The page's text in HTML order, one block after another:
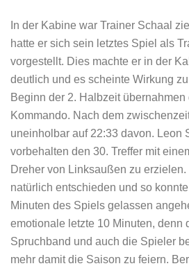
In der Kabine war Trainer Schaal
hatte er sich sein letztes Spiel als
vorgestellt. Dies machte er in der
deutlich und es scheinte Wirkung
Beginn der 2. Halbzeit
Kommando. Nach dem
uneinholbar auf 22:33 davon. Leon
vorbehalten den 30. Treffer mit
Dreher von Linksaußen zu
natürlich entschieden und so
Minuten des Spiels gelassen
emotionale letzte 10 Minuten, denn
Spruchband und auch die Spieler
mehr damit die Saison zu feiern.